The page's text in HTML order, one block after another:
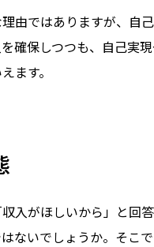
由ではありますが、自
確保しつつも、自己実
ます。
入がほしいから」と回
ないでしょうか。そこ